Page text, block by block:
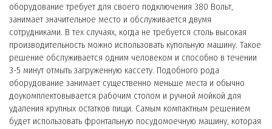
оборудование требует для своего подключения 380 Вольт,
занимает значительное место и обслуживается двумя
сотрудниками. В тех случаях, когда не требуется столь высокая
производительность можно использовать купольную машину. Такое
решение обслуживается одним человеком и способно в течении
3-5 минут отмыть загруженную кассету. Подобного рода
оборудование занимает существенно меньше места и обычно
доукомплектовывается рабочим столом и ручной мойкой для
удаления крупных остатков пищи. Самым компактным решением
будет использовать фронтальную посудомоечную машину, которая